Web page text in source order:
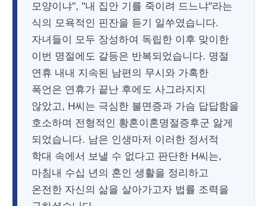
모양이냐", "내 집안 기를 죽이려 드느냐"라는
식의 모욕적인 핀잔을 듣기 일쑤였습니다.
자녀들이 모두 장성하여 독립한 이후 맞이한
이번 명절에도 갈등은 반복되었습니다. 명절
연휴 내내 지속된 남편의 무시와 가혹한
폭언은 연휴가 끝난 후에도 사그라지지
않았고, H씨는 극심한 불면증과 가슴 답답함을
호소하며 전형적인 황혼이혼명절증후군 앓게
되었습니다. 남은 인생마저 이러한 정서적
학대 속에서 보낼 수 없다고 판단한 H씨는,
마침내 수십 년의 혼인 생활을 정리하고
온전한 자신의 삶을 살아가고자 법률 조력을